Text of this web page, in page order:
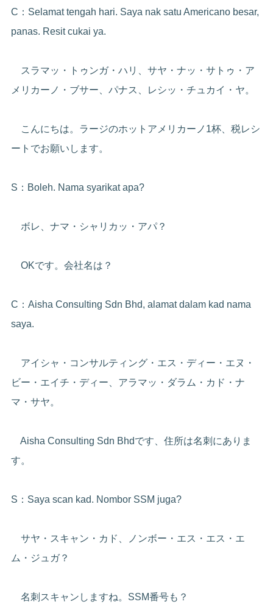
C：Selamat tengah hari. Saya nak satu Americano besar,
panas. Resit cukai ya.
スラマッ・トゥンガ・ハリ、サヤ・ナッ・サトゥ・ア
メリカーノ・ブサー、パナス、レシッ・チュカイ・ヤ。
こんにちは。ラージのホットアメリカーノ1杯、税レシ
ートでお願いします。
S：Boleh. Nama syarikat apa?
ボレ、ナマ・シャリカッ・アパ？
OKです。会社名は？
C：Aisha Consulting Sdn Bhd, alamat dalam kad nama
saya.
アイシャ・コンサルティング・エス・ディー・エヌ・
ビー・エイチ・ディー、アラマッ・ダラム・カド・ナ
マ・サヤ。
Aisha Consulting Sdn Bhdです、住所は名刺にありま
す。
S：Saya scan kad. Nombor SSM juga?
サヤ・スキャン・カド、ノンボー・エス・エス・エ
ム・ジュガ？
名刺スキャンしますね。SSM番号も？